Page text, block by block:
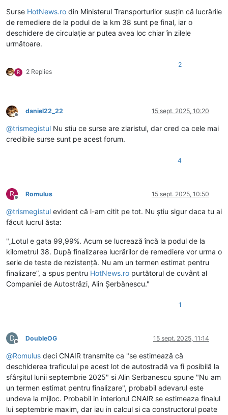
Surse HotNews.ro din Ministerul Transporturilor susțin că lucrările
de remediere de la podul de la km 38 sunt pe final, iar o
deschidere de circulație ar putea avea loc chiar în zilele
următoare.
R 2 Replies
2
Deconectat
daniel22_22 15 sept. 2025, 10:20
@trismegistul Nu stiu ce surse are ziaristul, dar cred ca cele mai
credibile surse sunt pe acest forum.
4
R
Deconectat
Romulus 15 sept. 2025, 10:50
@trismegistul evident că l-am citit pe tot. Nu știu sigur daca tu ai
făcut lucrul ăsta:
"„Lotul e gata 99,99%. Acum se lucrează încă la podul de la
kilometrul 38. După finalizarea lucrărilor de remediere vor urma o
serie de teste de rezistență. Nu am un termen estimat pentru
finalizare”, a spus pentru HotNews.ro purtătorul de cuvânt al
Companiei de Autostrăzi, Alin Șerbănescu."
1
D
Deconectat
DoubleOG 15 sept. 2025, 11:14
@Romulus deci CNAIR transmite ca "se estimează că
deschiderea traficului pe acest lot de autostradă va fi posibilă la
sfârșitul lunii septembrie 2025" si Alin Serbanescu spune "Nu am
un termen estimat pentru finalizare", probabil adevarul este
undeva la mijloc. Probabil in interiorul CNAIR se estimeaza finalul
lui septembrie maxim, dar iau in calcul si ca constructorul poate